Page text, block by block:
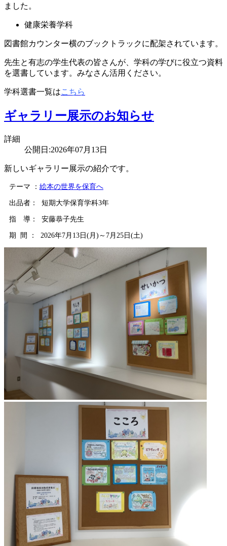
ました。
健康栄養学科
図書館カウンター横のブックトラックに配架されています。
先生と有志の学生代表の皆さんが、学科の学びに役立つ資料
を選書しています。みなさん活用ください。
学科選書一覧はこちら
ギャラリー展示のお知らせ
詳細
公開日:2026年07月13日
新しいギャラリー展示の紹介です。
テーマ ： 絵本の世界を保育へ
出品者： 短期大学保育学科3年
指 導： 安藤恭子先生
期 間 ： 2026年7月13日(月)～7月25日(土)